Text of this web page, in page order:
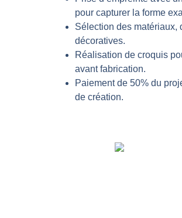
pour capturer la forme
Sélection des
décoratives.
Réalisation de croquis
avant fabrication.
Paiement de 50% du
de création.